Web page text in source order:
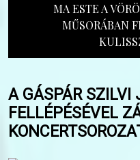
MA ESTE A
MŰSORÁBAN
A GÁSPÁR SZILVI
FELLÉPÉSÉVEL